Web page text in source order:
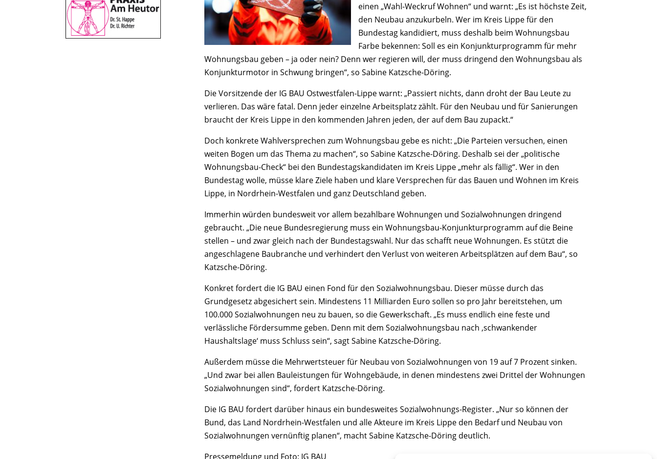
einen „Wahl-Weckruf Wohnen“ und warnt: „Es ist höchste Zeit,
den Neubau anzukurbeln. Wer im Kreis Lippe für den
Bundestag kandidiert, muss deshalb beim Wohnungsbau
Farbe bekennen: Soll es ein Konjunkturprogramm für mehr
Wohnungsbau geben – ja oder nein? Denn wer regieren will, der muss dringend den Wohnungsbau als
Konjunkturmotor in Schwung bringen“, so Sabine Katzsche-Döring.
Die Vorsitzende der IG BAU Ostwestfalen-Lippe warnt: „Passiert nichts, dann droht der Bau Leute zu
verlieren. Das wäre fatal. Denn jeder einzelne Arbeitsplatz zählt. Für den Neubau und für Sanierungen
braucht der Kreis Lippe in den kommenden Jahren jeden, der auf dem Bau zupackt.“
Doch konkrete Wahlversprechen zum Wohnungsbau gebe es nicht: „Die Parteien versuchen, einen
weiten Bogen um das Thema zu machen“, so Sabine Katzsche-Döring. Deshalb sei der „politische
Wohnungsbau-Check“ bei den Bundestagskandidaten im Kreis Lippe „mehr als fällig“. Wer in den
Bundestag wolle, müsse klare Ziele haben und klare Versprechen für das Bauen und Wohnen im Kreis
Lippe, in Nordrhein-Westfalen und ganz Deutschland geben.
Immerhin würden bundesweit vor allem bezahlbare Wohnungen und Sozialwohnungen dringend
gebraucht. „Die neue Bundesregierung muss ein Wohnungsbau-Konjunkturprogramm auf die Beine
stellen – und zwar gleich nach der Bundestagswahl. Nur das schafft neue Wohnungen. Es stützt die
angeschlagene Baubranche und verhindert den Verlust von weiteren Arbeitsplätzen auf dem Bau“, so
Katzsche-Döring.
Konkret fordert die IG BAU einen Fond für den Sozialwohnungsbau. Dieser müsse durch das
Grundgesetz abgesichert sein. Mindestens 11 Milliarden Euro sollen so pro Jahr bereitstehen, um
100.000 Sozialwohnungen neu zu bauen, so die Gewerkschaft. „Es muss endlich eine feste und
verlässliche Fördersumme geben. Denn mit dem Sozialwohnungsbau nach ‚schwankender
Haushaltslage‘ muss Schluss sein“, sagt Sabine Katzsche-Döring.
Außerdem müsse die Mehrwertsteuer für Neubau von Sozialwohnungen von 19 auf 7 Prozent sinken.
„Und zwar bei allen Bauleistungen für Wohngebäude, in denen mindestens zwei Drittel der Wohnungen
Sozialwohnungen sind“, fordert Katzsche-Döring.
Die IG BAU fordert darüber hinaus ein bundesweites Sozialwohnungs-Register. „Nur so können der
Bund, das Land Nordrhein-Westfalen und alle Akteure im Kreis Lippe den Bedarf und Neubau von
Sozialwohnungen vernünftig planen“, macht Sabine Katzsche-Döring deutlich.
Pressemeldung und Foto: IG BAU